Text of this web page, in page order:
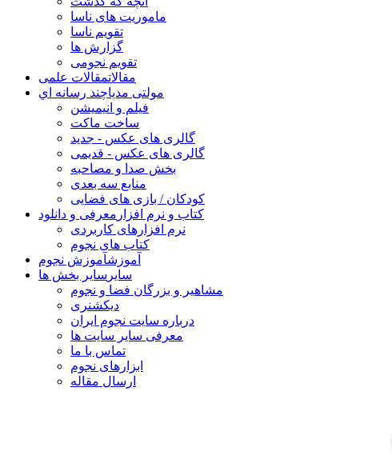
ماموریت های ناسا
تقویم ناسا
گزارش ها
تقویم نجومی
مقالاتمقالات علمی
مولتی مدیاچند رسانه اي
فیلم و انیمیشن
ساخت ماکت
گالری های عکس - جدید
گالری های عکس - قدیمی
بخش صدا و مصاحبه
منابع سه بعدی
کودکان / بازی های فضایی
کتاب و نرم افزار معرفی و دانلود
نرم افزارهای کاربردی
کتاب های نجوم
آموزشآموزش نجوم
سایر سایر بخش ها
مشاهیر و بزرگان فضا و نجوم
دیکشنری
درباره سایت نجوم ایران
معرفی سایر سایت ها
تماس با ما
ابزارهای نجوم
ارسال مقاله